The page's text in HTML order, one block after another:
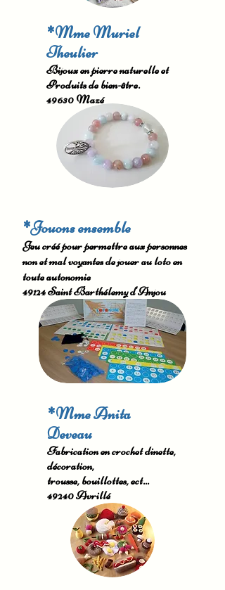
*Mme Muriel
Theulier
Bijoux en pierre naturelle et
Produits de bien-être.
49630 Mazé
*Jouons ensemble
Jeu créé pour permettre aux personnes
non et mal voyantes de jouer au loto en
toute autonomie
49124 Saint Barthélemy d'Anjou
*Mme Anita
Deveau
Fabrication en crochet dinette,
décoration,
trousse, bouillottes, ect...
49240 Avrillé